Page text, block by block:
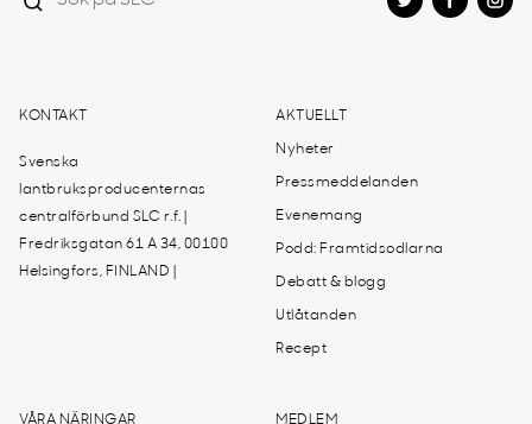
KONTAKT
Svenska
lantbruksproducenternas
centralförbund SLC r.f. |
Fredriksgatan 61 A 34, 00100
Helsingfors, FINLAND |
AKTUELLT
Nyheter
Pressmeddelanden
Evenemang
Podd: Framtidsodlarna
Debatt & blogg
Utlåtanden
Recept
VÅRA NÄRINGAR MEDLEM